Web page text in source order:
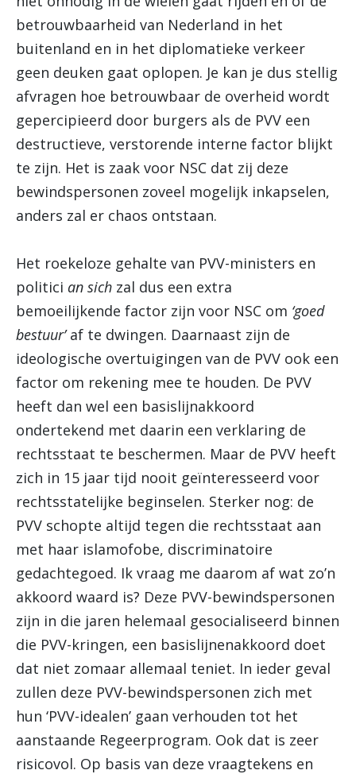
betrouwbaarheid van Nederland in het
buitenland en in het diplomatieke verkeer
geen deuken gaat oplopen. Je kan je dus stellig
afvragen hoe betrouwbaar de overheid wordt
gepercipieerd door burgers als de PVV een
destructieve, verstorende interne factor blijkt
te zijn. Het is zaak voor NSC dat zij deze
bewindspersonen zoveel mogelijk inkapselen,
anders zal er chaos ontstaan.
Het roekeloze gehalte van PVV-ministers en
politici an sich zal dus een extra
bemoeilijkende factor zijn voor NSC om ‘goed
bestuur’af te dwingen. Daarnaast zijn de
ideologische overtuigingen van de PVV ook een
factor om rekening mee te houden. De PVV
heeft dan wel een basislijnakkoord
ondertekend met daarin een verklaring de
rechtsstaat te beschermen. Maar de PVV heeft
zich in 15 jaar tijd nooit geïnteresseerd voor
rechtsstatelijke beginselen. Sterker nog: de
PVV schopte altijd tegen die rechtsstaat aan
met haar islamofobe, discriminatoire
gedachtegoed. Ik vraag me daarom af wat zo’n
akkoord waard is? Deze PVV-bewindspersonen
zijn in die jaren helemaal gesocialiseerd binnen
die PVV-kringen, een basislijnenakkoord doet
dat niet zomaar allemaal teniet. In ieder geval
zullen deze PVV-bewindspersonen zich met
hun ‘PVV-idealen’ gaan verhouden tot het
aanstaande Regeerprogram. Ook dat is zeer
risicovol. Op basis van deze vraagtekens en